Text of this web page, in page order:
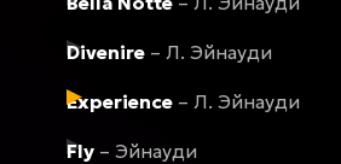
Divenire – Л. Эйнауди
Experience – Л. Эйнауди
Fly – Эйнауди